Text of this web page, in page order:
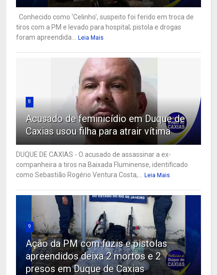
Conhecido como 'Celinho', suspeito foi ferido em troca de
tiros com a PM e levado para hospital; pistola e drogas
foram apreendida...
Leia Mais
8
Acusado de feminicídio em Duque de
Caxias usou filha para atrair vítima
DUQUE DE CAXIAS - O acusado de assassinar a ex-
companheira a tiros na Baixada Fluminense, identificado
como Sebastião Rogério Ventura Costa,...
Leia Mais
9
Ação da PM com fuzis e pistolas
apreendidos deixa 2 mortos e 2
presos em Duque de Caxias